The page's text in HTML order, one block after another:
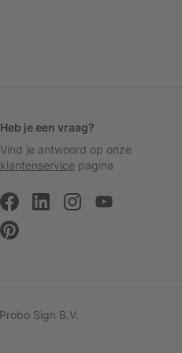
Heb je een vraag?
Vind je antwoord op onze
klantenservice pagina
Sign B.V.